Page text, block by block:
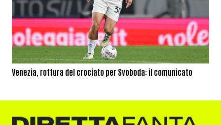
Venezia, rottura del crociato per Svoboda: il comunicato